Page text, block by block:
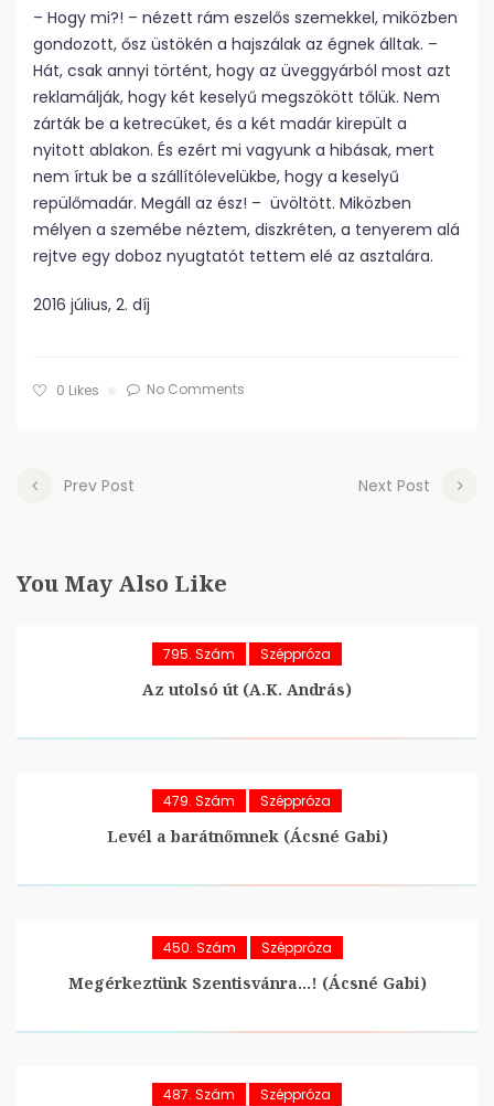
– Hogy mi?! – nézett rám eszelős szemekkel, miközben
gondozott, ősz üstökén a hajszálak az égnek álltak. –
Hát, csak annyi történt, hogy az üveggyárból most azt
reklamálják, hogy két keselyű megszökött tőlük. Nem
zárták be a ketrecüket, és a két madár kirepült a
nyitott ablakon. És ezért mi vagyunk a hibásak, mert
nem írtuk be a szállítólevelükbe, hogy a keselyű
repülőmadár. Megáll az ész! – üvöltött. Miközben
mélyen a szemébe néztem, diszkréten, a tenyerem alá
rejtve egy doboz nyugtatót tettem elé az asztalára.
2016 július, 2. díj
0 Likes No Comments
Prev Post Next Post
You May Also Like
795. Szám Széppróza
Az utolsó út (A.K. András)
479. Szám Széppróza
Levél a barátnőmnek (Ácsné Gabi)
450. Szám Széppróza
Megérkeztünk Szentisvánra…! (Ácsné Gabi)
487. Szám Széppróza